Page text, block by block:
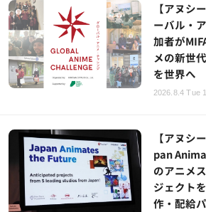
【アヌシ
ーバル・
加者が
メの新世
を世界へ
2026.8.4 Tue
【アヌシ
pan
のアニメ
ジェクト
作・配給